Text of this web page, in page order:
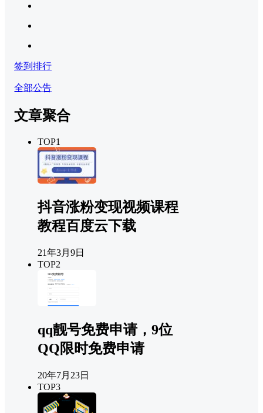
签到排行
全部公告
文章聚合
TOP1
抖音涨粉变现视频课程
教程百度云下载
21年3月9日
TOP2
qq靓号免费申请，9位
QQ限时免费申请
20年7月23日
TOP3